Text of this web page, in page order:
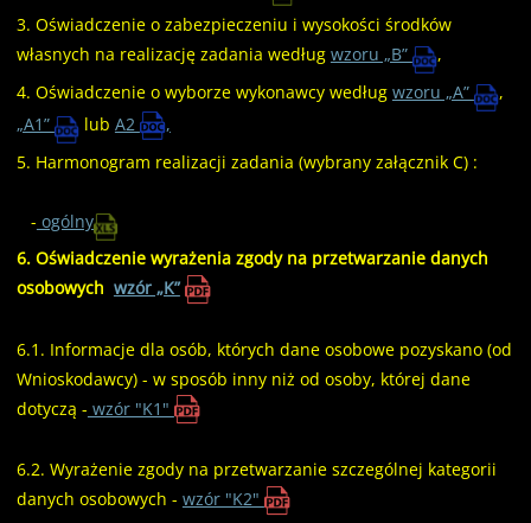
3. Oświadczenie o zabezpieczeniu i wysokości środków
własnych na realizację zadania według wzoru „B”
,
4. Oświadczenie o wyborze wykonawcy według wzoru „A”
,
„A1”
lub A2
,
5. Harmonogram realizacji zadania (wybrany załącznik C) :
- ogólny
6. Oświadczenie wyrażenia zgody na przetwarzanie danych
osobowych wzór „K”
6.1. Informacje dla osób, których dane osobowe pozyskano (od
Wnioskodawcy) - w sposób inny niż od osoby, której dane
dotyczą - wzór "K1"
6.2. Wyrażenie zgody na przetwarzanie szczególnej kategorii
danych osobowych - wzór "K2"